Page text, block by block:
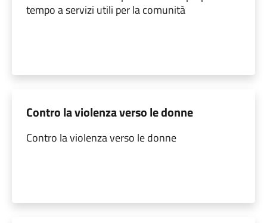
tempo a servizi utili per la comunità
Contro la violenza verso le donne
Contro la violenza verso le donne